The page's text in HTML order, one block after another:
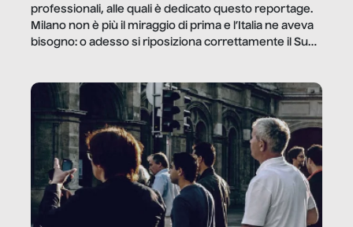
professionali, alle quali è dedicato questo reportage.
Milano non è più il miraggio di prima e l’Italia ne aveva
bisogno: o adesso si riposiziona correttamente il Sud